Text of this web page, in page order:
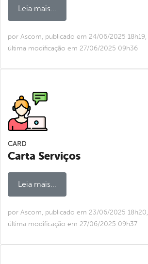
Leia mais...
por Ascom, publicado em 24/06/2025 18h19,
última modificação em 27/06/2025 09h36
CARD
Carta Serviços
Leia mais...
por Ascom, publicado em 23/06/2025 18h20,
última modificação em 27/06/2025 09h37